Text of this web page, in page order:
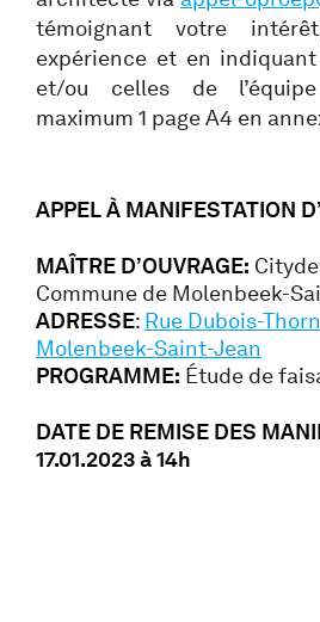
témoignant votre
expérience et en
et/ou celles de
maximum 1 page A4 en
APPEL À MANIFESTATION
MAÎTRE D’OUVRAGE:
Commune de Molenbeek-
ADRESSE: Rue Dubois-
Molenbeek-Saint-Jean
PROGRAMME: Étude de
DATE DE REMISE DES
17.01.2023 à 14h